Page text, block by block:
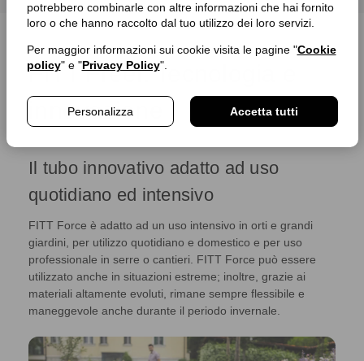
potrebbero combinarle con altre informazioni che hai fornito
loro o che hanno raccolto dal tuo utilizzo dei loro servizi.
Per maggior informazioni sui cookie visita le pagine "Cookie
policy" e "Privacy Policy".
Personalizza Accetta tutti
FITT Freel: Tecnologia e
innovazione
Il tubo innovativo adatto ad uso
quotidiano ed intensivo
FITT Force è adatto ad un uso intensivo in orti e grandi
giardini, per utilizzo quotidiano e domestico e per uso
professionale in serre o cantieri. FITT Force può essere
utilizzato anche in situazioni estreme; inoltre, grazie ai
materiali altamente evoluti, rimane sempre flessibile e
maneggevole anche durante il periodo invernale.